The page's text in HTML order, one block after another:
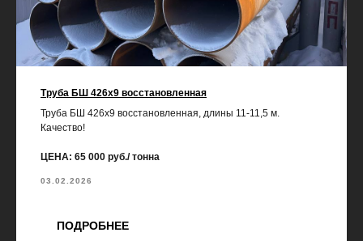
Труба БШ 426х9 восстановленная
Труба БШ 426х9 восстановленная, длины 11-11,5 м.
Качество!
ЦЕНА: 65 000 руб./ тонна
03.02.2026
ПОДРОБНЕЕ